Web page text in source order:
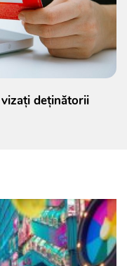
deținătorii